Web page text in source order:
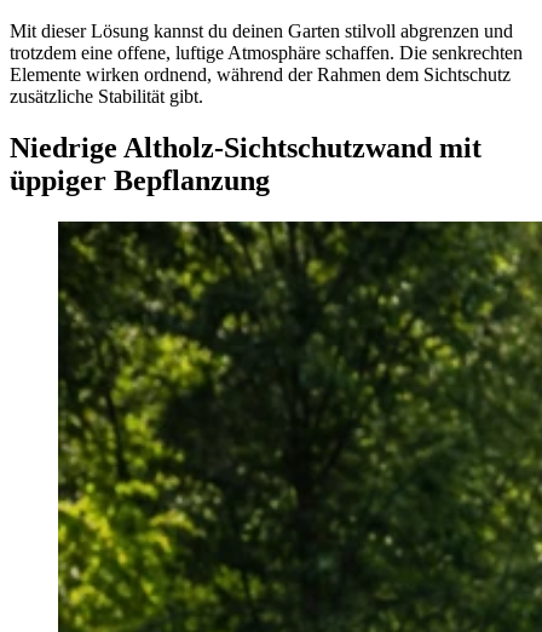
Mit dieser Lösung kannst du deinen Garten stilvoll abgrenzen und
trotzdem eine offene, luftige Atmosphäre schaffen. Die senkrechten
Elemente wirken ordnend, während der Rahmen dem Sichtschutz
zusätzliche Stabilität gibt.
Niedrige Altholz-Sichtschutzwand mit
üppiger Bepflanzung